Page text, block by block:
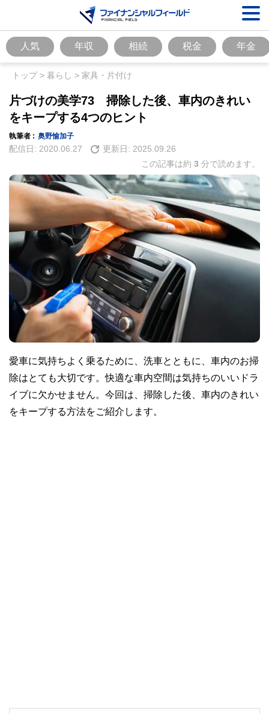
人気 年収 相続 税金 年金
トップ> 暮らし > 家具・片付け
片づけの美学73 掃除した後、車内のきれい
をキープする4つのヒント
執筆者 : 奥野愉加子
配信日: 2020.06.27 更新日: 2025.09.26
この記事は約 3 分で読めます。
愛車に気持ちよく乗るために、洗車とともに、車内のお掃
除はとても大切です。快適な車内空間は気持ちのいいドラ
イブに欠かせません。今回は、掃除した後、車内のきれい
をキープする方法をご紹介します。